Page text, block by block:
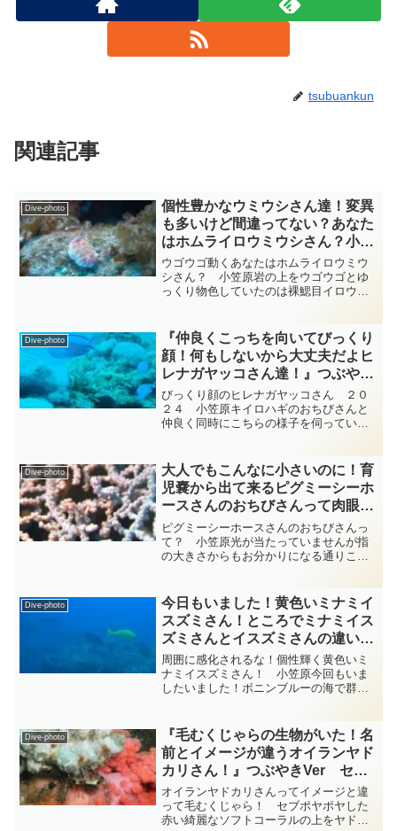
tsubuankun
関連記事
Dive-photo
個性豊かなウミウシさん達！変異
も多いけど間違ってない？あなた
はホムライロウミウシさん？小笠
原 ウミウシ diving-photo‐
tsubuankun
ウゴウゴ動くあなたはホムライロウミウ
シさん？ 小笠原岩の上をウゴウゴとゆ
っくり物色していたのは裸鰓目イロウミ
でしょうか？違いますか？・・・ホムラ
イロウミウシさんの大きさ...
Dive-photo
『仲良くこっちを向いてびっくり
顔！何もしないから大丈夫だよヒ
レナガヤッコさん達！』つぶやき
Ver 小笠原 ダイビングｰフォ
ト‐tsubuankun
びっくり顔のヒレナガヤッコさん ２０
２４ 小笠原キイロハギのおちびさんと
仲良く同時にこちらの様子を伺っている
す・・・ヒレナガヤッコさんは全長が
15cm程度でオスは体色が鮮やか...
Dive-photo
大人でもこんなに小さいのに！育
児嚢から出て来るピグミーシーホ
ースさんのおちびさんって肉眼で
見えるの？ 小笠原 ヨウジウオ
科 diving-photo‐tsubuankun
ピグミーシーホースさんのおちびさんっ
て？ 小笠原光が当たっていませんが指
の大きさからもお分かりになる通りこん
なのです・・・わかりますかね？・・・
日本の海で見られるタツノ...
Dive-photo
今日もいました！黄色いミナミイ
スズミさん！ところでミナミイス
ズミさんとイスズミさんの違いは
何処？ 小笠原 イスズミ科
diving-photo‐tsubuankun
周囲に感化されるな！個性輝く黄色いミ
ナミイスズミさん！ 小笠原今回もいま
したいました！ボニンブルーの海で群れ
す・・・小笠原の海ではいろんなところ
で見かけるミナミイスズミさん...
Dive-photo
『毛むくじゃらの生物がいた！名
前とイメージが違うオイランヤド
カリさん！』つぶやきVer セブ
島 diving-photoｰtsubuankun
オイランヤドカリさんってイメージと違
って毛むくじゃら！ セブポヤポヤした
赤い綺麗なソフトコーラルの上をヤドカ